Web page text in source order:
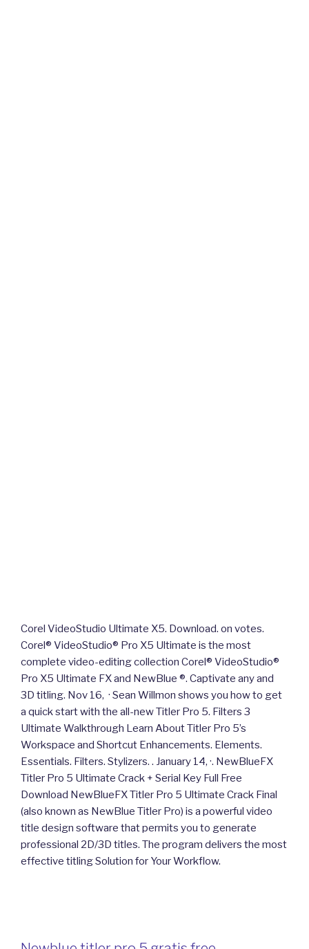
Corel VideoStudio Ultimate X5. Download. on votes.
Corel® VideoStudio® Pro X5 Ultimate is the most
complete video-editing collection Corel® VideoStudio®
Pro X5 Ultimate FX and NewBlue ®. Captivate any and
3D titling. Nov 16, · Sean Willmon shows you how to get
a quick start with the all-new Titler Pro 5. Filters 3
Ultimate Walkthrough Learn About Titler Pro 5’s
Workspace and Shortcut Enhancements. Elements.
Essentials. Filters. Stylizers. . January 14, ·. NewBlueFX
Titler Pro 5 Ultimate Crack + Serial Key Full Free
Download NewBlueFX Titler Pro 5 Ultimate Crack Final
(also known as NewBlue Titler Pro) is a powerful video
title design software that permits you to generate
professional 2D/3D titles. The program delivers the most
effective titling Solution for Your Workflow.